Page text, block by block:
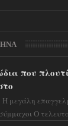
που
Η μεγάλη
Ο